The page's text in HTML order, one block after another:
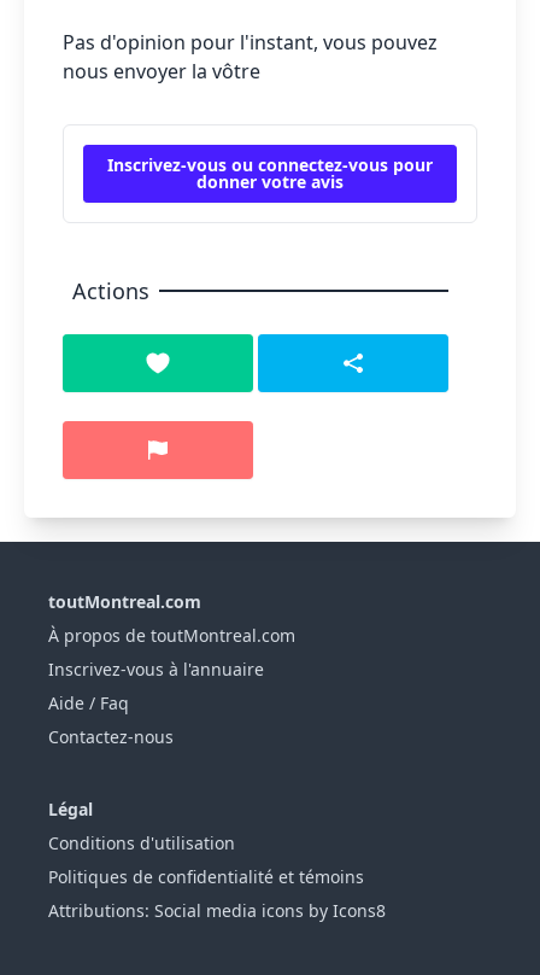
Pas d'opinion pour l'instant, vous pouvez
nous envoyer la vôtre
Inscrivez-vous ou connectez-vous pour
donner votre avis
Actions
toutMontreal.com
À propos de toutMontreal.com
Inscrivez-vous à l'annuaire
Aide / Faq
Contactez-nous
Légal
Conditions d'utilisation
Politiques de confidentialité et témoins
Attributions: Social media icons by Icons8